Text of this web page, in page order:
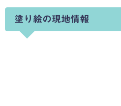
塗り絵の現地情報